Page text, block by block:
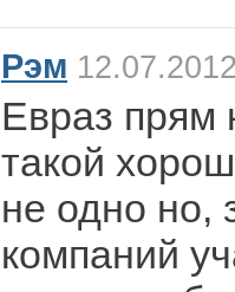
Рэм
Евраз прям
такой
не одно но,
компаний